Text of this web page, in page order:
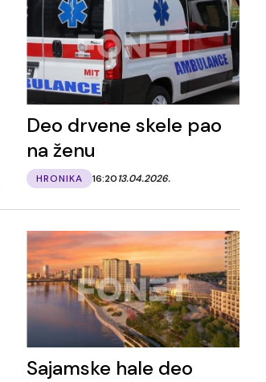
Deo drvene skele pao
na ženu
HRONIKA 16:2013.04.2026.
Sajamske hale deo